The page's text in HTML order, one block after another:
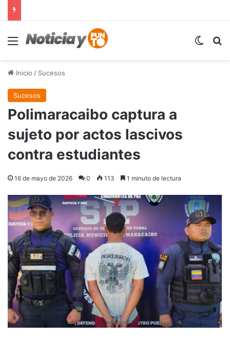
Menú
Inicio / Sucesos
Sucesos
Polimaracaibo captura a
sujeto por actos lascivos
contra estudiantes
16 de mayo de 2026 0 113 1 minuto de lectura